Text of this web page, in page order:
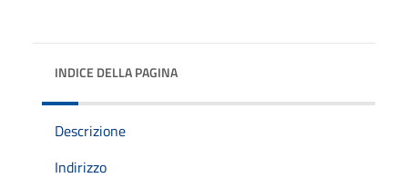
INDICE DELLA PAGINA
Descrizione
Indirizzo